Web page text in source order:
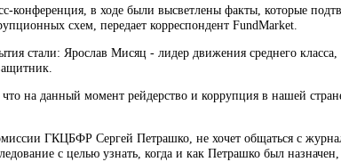
конференция, в ходе были высветлены факты, которые
схем, передает корреспондент FundMarket.
стали: Ярослав Мисяц - лидер движения среднего
на данный момент рейдерство и коррупция в нашей
ГКЦБФР Сергей Петрашко, не хочет общаться с
с целью узнать, когда и как Петрашко был